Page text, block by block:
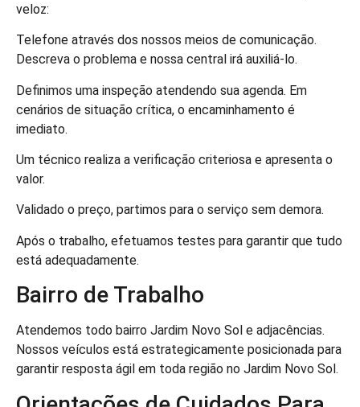
veloz:
Telefone através dos nossos meios de comunicação.
Descreva o problema e nossa central irá auxiliá-lo.
Definimos uma inspeção atendendo sua agenda. Em
cenários de situação crítica, o encaminhamento é
imediato.
Um técnico realiza a verificação criteriosa e apresenta o
valor.
Validado o preço, partimos para o serviço sem demora.
Após o trabalho, efetuamos testes para garantir que tudo
está adequadamente.
Bairro de Trabalho
Atendemos todo bairro Jardim Novo Sol e adjacências.
Nossos veículos está estrategicamente posicionada para
garantir resposta ágil em toda região no Jardim Novo Sol.